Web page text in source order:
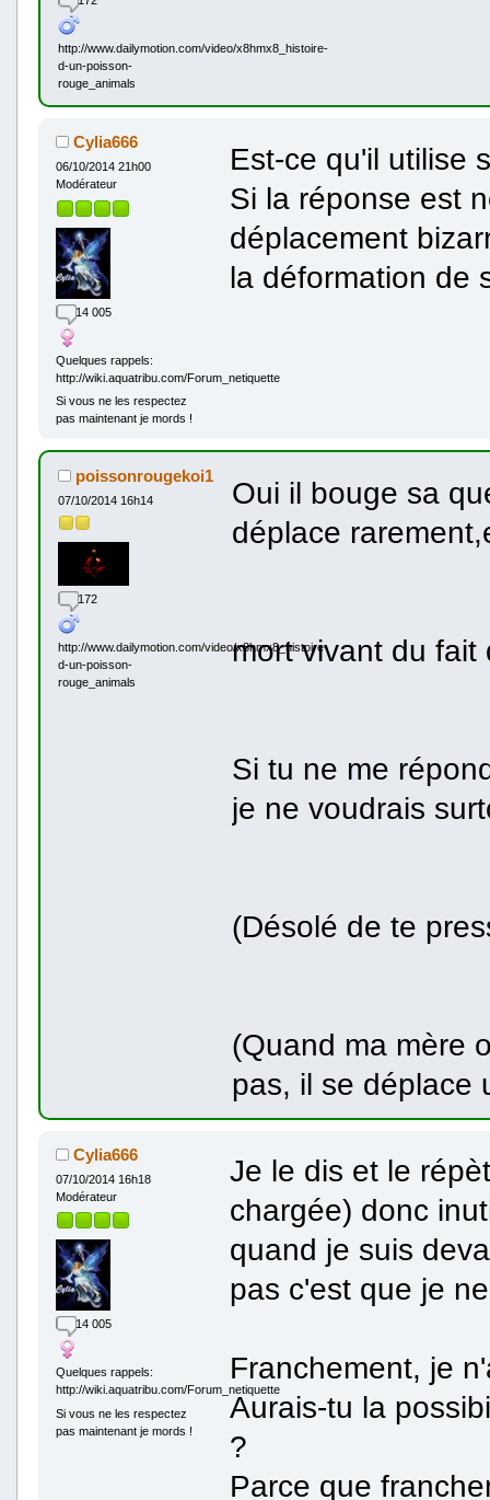
http://www.dailymotion.com/video/x8hmx8_histoire-
d-un-poisson-
rouge_animals
Cylia666
06/10/2014 21h00
Modérateur
14 005
Quelques rappels:
http://wiki.aquatribu.com/Forum_netiquette
Si vous ne les respectez
pas maintenant je mords !
Est-ce qu'il utilise
Si la réponse est
déplacement
la déformation de
poissonrougekoi1
07/10/2014 16h14
172
http://www.dailymotion.com/video/x8hmx8_histoire-
d-un-poisson-
rouge_animals
Oui il bouge sa
déplace
mort vivant du fait
Si tu ne me
je ne voudrais
(Désolé de te
(Quand ma mère
pas, il se déplace
Cylia666
07/10/2014 16h18
Modérateur
14 005
Quelques rappels:
http://wiki.aquatribu.com/Forum_netiquette
Si vous ne les respectez
pas maintenant je mords !
Je le dis et le
chargée) donc
quand je suis
pas c'est que je
Franchement, je
Aurais-tu la
?
Parce que